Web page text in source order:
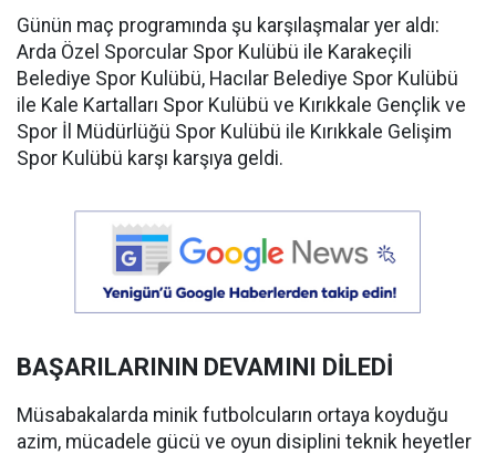
Günün maç programında şu karşılaşmalar yer aldı:
Arda Özel Sporcular Spor Kulübü ile Karakeçili
Belediye Spor Kulübü, Hacılar Belediye Spor Kulübü
ile Kale Kartalları Spor Kulübü ve Kırıkkale Gençlik ve
Spor İl Müdürlüğü Spor Kulübü ile Kırıkkale Gelişim
Spor Kulübü karşı karşıya geldi.
BAŞARILARININ DEVAMINI DİLEDİ
Müsabakalarda minik futbolcuların ortaya koyduğu
azim, mücadele gücü ve oyun disiplini teknik heyetler